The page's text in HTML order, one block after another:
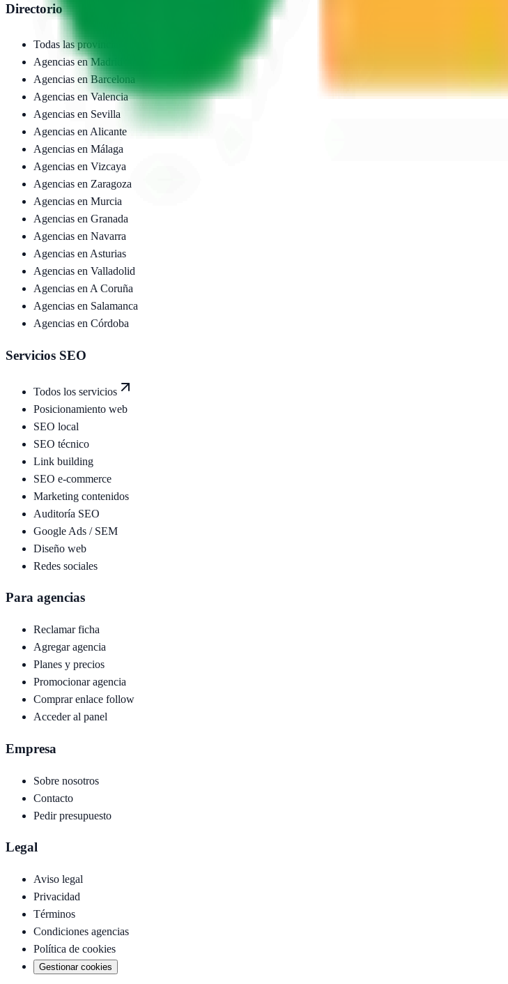
Directorio
Todas las provincias
Agencias enMadrid
Agencias en Barcelona
Agencias enValencia
Agencias en Sevilla
Agencias en Alicante
Agencias en Málaga
Agencias en Vizcaya
Agencias en Zaragoza
Agencias en Murcia
Agencias en Granada
Agencias en Navarra
Agencias en Asturias
Agencias en Valladolid
Agencias en A Coruña
Agencias en Salamanca
Agencias en Córdoba
Servicios SEO
Todos los servicios
Posicionamiento web
SEO local
SEO técnico
Link building
SEO e-commerce
Marketing contenidos
Auditoría SEO
Google Ads / SEM
Diseño web
Redes sociales
Para agencias
Reclamar ficha
Agregar agencia
Planes y precios
Promocionar agencia
Comprar enlace follow
Acceder al panel
Empresa
Sobre nosotros
Contacto
Pedir presupuesto
Legal
Aviso legal
Privacidad
Términos
Condiciones agencias
Política de cookies
Gestionar cookies